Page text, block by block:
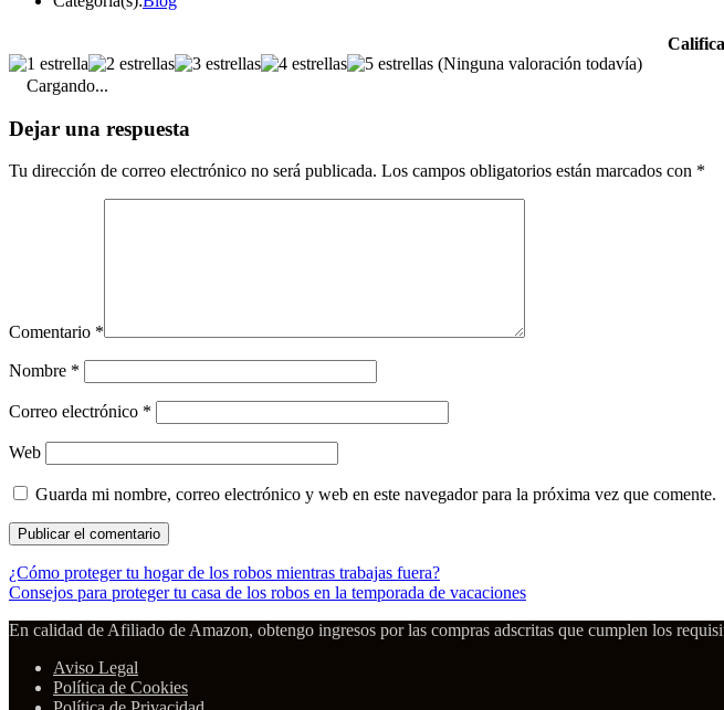
(Ninguna valoración todavía)
Cargando...
Dejar una respuesta
Tu dirección de correo electrónico no será publicada. Los campos obligatorios están marcados con *
Comentario *
Nombre *
Correo electrónico *
Web
Guarda mi nombre, correo electrónico y web en este navegador para la próxima vez que comente.
¿Cómo proteger tu hogar de los robos mientras trabajas fuera?
Consejos para proteger tu casa de los robos en la temporada de vacaciones
En calidad de Afiliado de Amazon, obtengo ingresos por las compras adscritas que cumplen los
Aviso Legal
Política de Cookies